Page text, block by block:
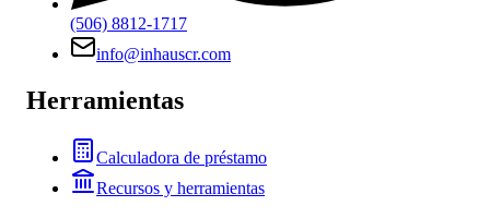
(506) 8812-1717
info@inhauscr.com
Herramientas
Calculadora de préstamo
Recursos y herramientas